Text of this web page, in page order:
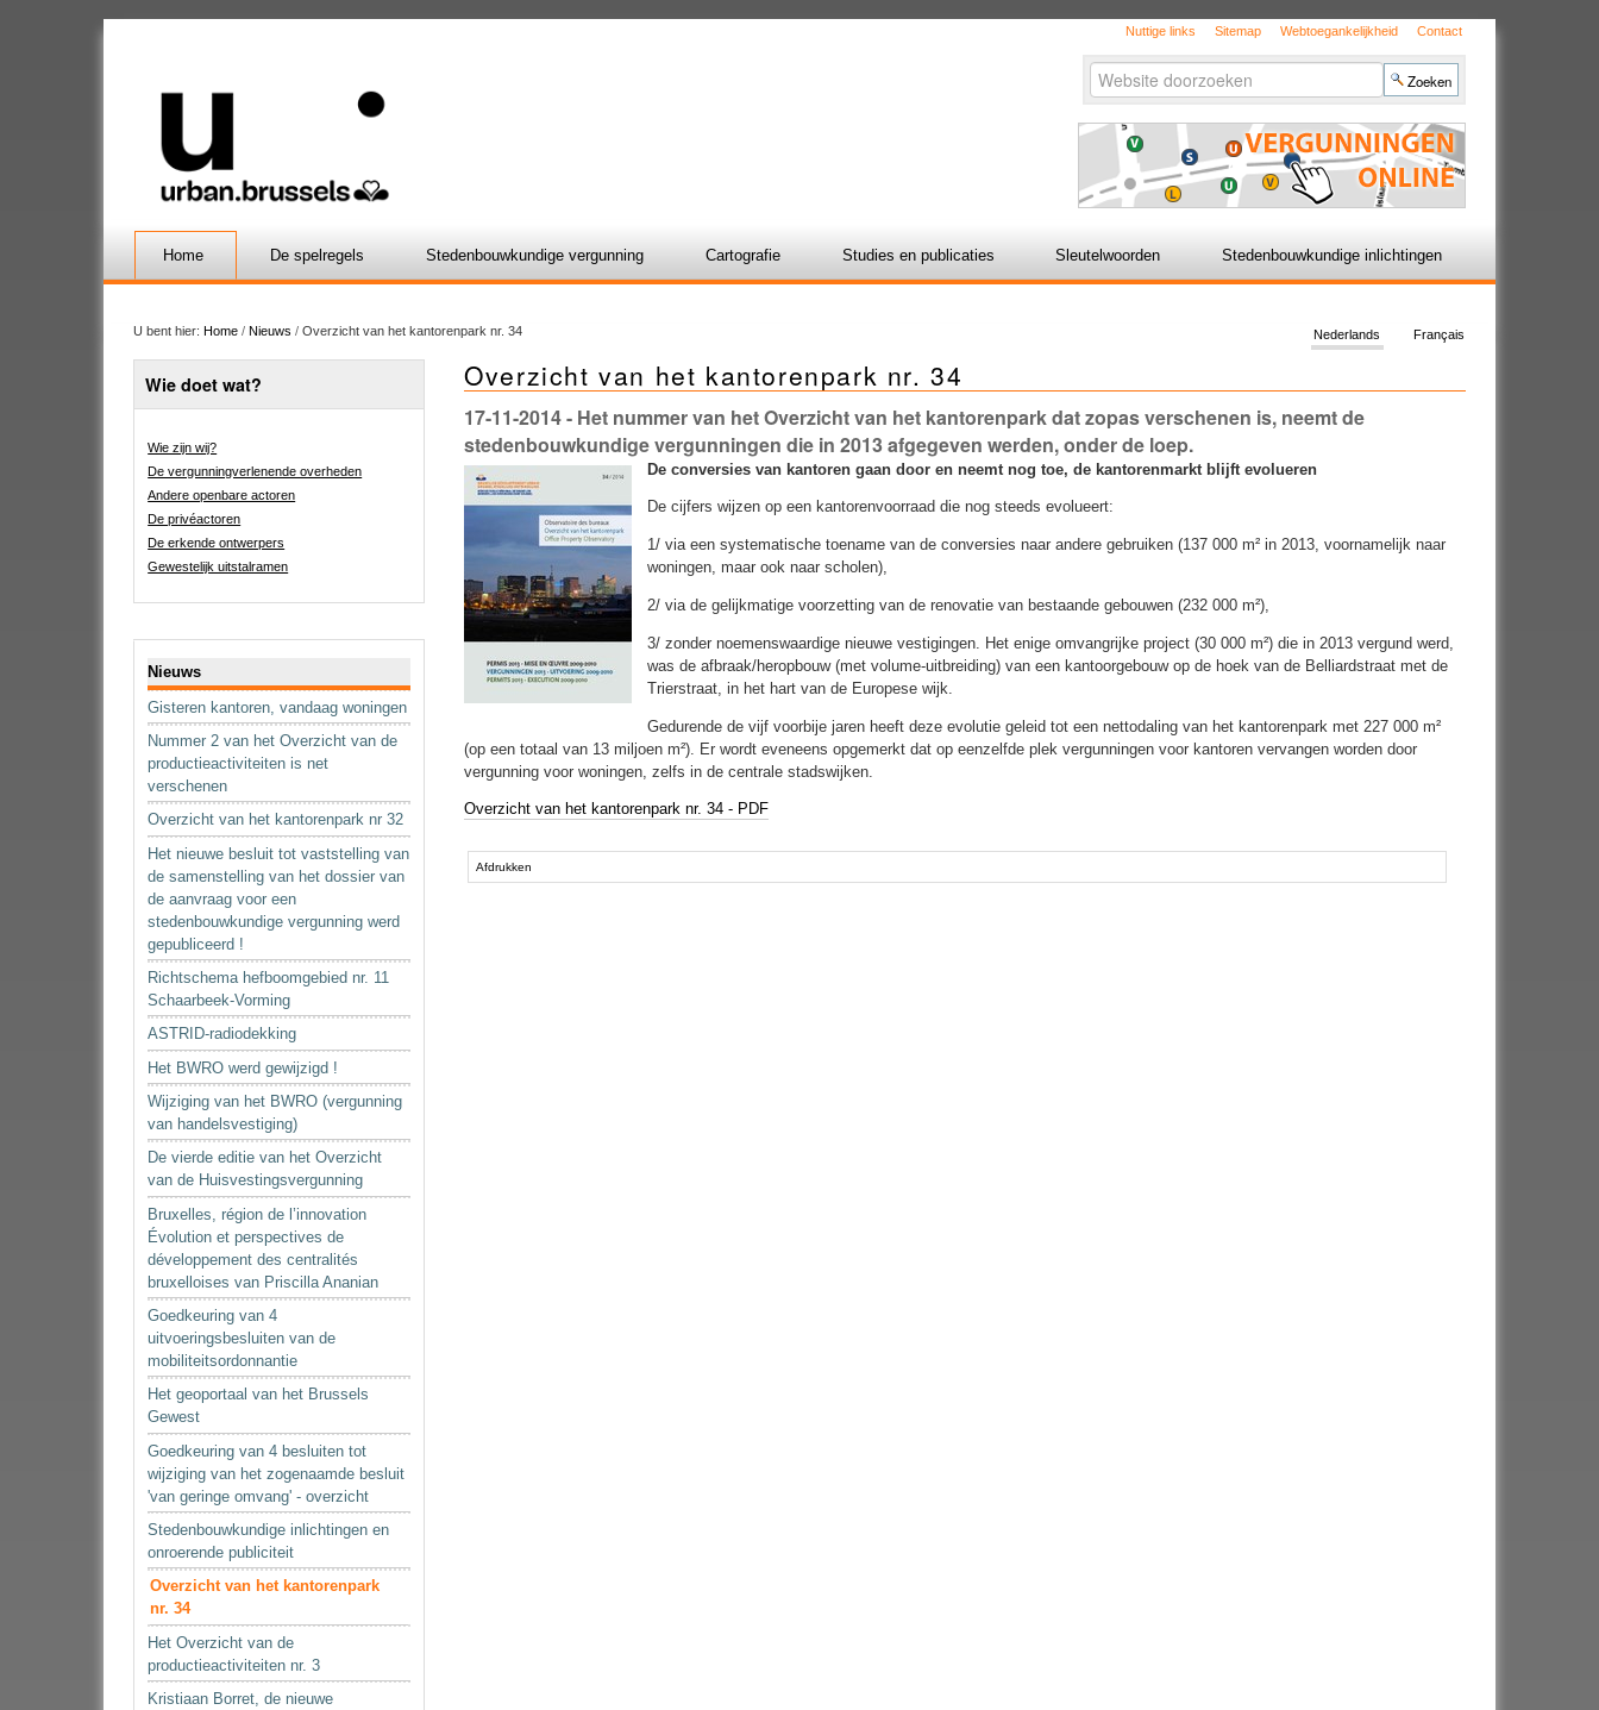
Nuttige links Sitemap Webtoegankelijkheid Contact
Zoek
zoeken...
Home De spelregels Stedenbouwkundige vergunning Cartografie Studies en publicaties Sleutelwoorden Stedenbouwkundige inlichtingen
U bent hier: Home / Nieuws / Overzicht van het kantorenpark nr. 34 Français
Nederlands
Wie doet wat?
Wie zijn wij?
De vergunningverlenende overheden
Andere openbare actoren
De privéactoren
De erkende ontwerpers
Gewestelijk uitstalramen
Nieuws
Gisteren kantoren, vandaag woningen
Nummer 2 van het Overzicht van de
productieactiviteiten is net
verschenen
Overzicht van het kantorenpark nr 32
Het nieuwe besluit tot vaststelling van
de samenstelling van het dossier van
de aanvraag voor een
stedenbouwkundige vergunning werd
gepubliceerd !
Richtschema hefboomgebied nr. 11
Schaarbeek-Vorming
ASTRID-radiodekking
Het BWRO werd gewijzigd !
Wijziging van het BWRO (vergunning
van handelsvestiging)
De vierde editie van het Overzicht
van de Huisvestingsvergunning
Bruxelles, région de l’innovation
Évolution et perspectives de
développement des centralités
bruxelloises van Priscilla Ananian
Goedkeuring van 4
uitvoeringsbesluiten van de
mobiliteitsordonnantie
Het geoportaal van het Brussels
Gewest
Goedkeuring van 4 besluiten tot
wijziging van het zogenaamde besluit
'van geringe omvang' - overzicht
Stedenbouwkundige inlichtingen en
onroerende publiciteit
Overzicht van het kantorenpark
nr. 34
Het Overzicht van de
productieactiviteiten nr. 3
Kristiaan Borret, de nieuwe
Overzicht van het kantorenpark nr. 34
17-11-2014- Het nummer van het Overzicht van het kantorenpark dat zopas verschenen is, neemt de
stedenbouwkundige vergunningen die in 2013 afgegeven werden, onder de loep.
De conversies van kantoren gaan door en neemt nog toe, de kantorenmarkt blijft evolueren
De cijfers wijzen op een kantorenvoorraad die nog steeds evolueert:
1/ via een systematische toename van de conversies naar andere gebruiken (137 000 m² in 2013, voornamelijk naar
woningen, maar ook naar scholen),
2/ via de gelijkmatige voorzetting van de renovatie van bestaande gebouwen (232 000 m²),
3/ zonder noemenswaardige nieuwe vestigingen. Het enige omvangrijke project (30 000 m²) die in 2013 vergund werd,
was de afbraak/heropbouw (met volume-uitbreiding) van een kantoorgebouw op de hoek van de Belliardstraat met de
Trierstraat, in het hart van de Europese wijk.
Gedurende de vijf voorbije jaren heeft deze evolutie geleid tot een nettodaling van het kantorenpark met 227 000 m²
(op een totaal van 13 miljoen m²). Er wordt eveneens opgemerkt dat op eenzelfde plek vergunningen voor kantoren vervangen worden door
vergunning voor woningen, zelfs in de centrale stadswijken.
Overzicht van het kantorenpark nr. 34 - PDF
acties
Afdrukken